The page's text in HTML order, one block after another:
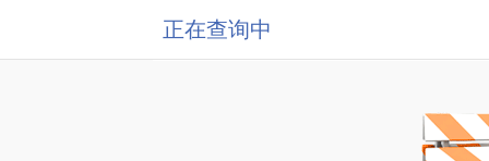
正在查询中